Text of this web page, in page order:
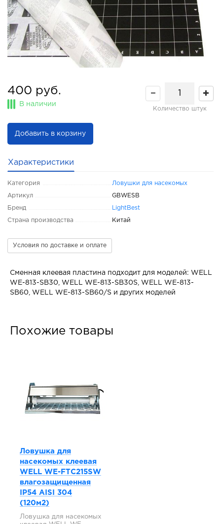
400 руб.
В наличии
Количество штук
Добавить в корзину
Характеристики
Категория Ловушки для насекомых
Артикул GBWESB
Бренд LightBest
Страна производства Китай
Условия по доставке и оплате
Сменная клеевая пластина подходит для моделей: WELL
WE-813-SB30, WELL WE-813-SB30S, WELL WE-813-
SB60, WELL WE-813-SB60/S и других моделей
Похожие товары
Ловушка для
насекомых клеевая
WELL WE-FTC215SW
влагозащищенная
IP54 AISI 304
(120м2)
Ловушка для насекомых